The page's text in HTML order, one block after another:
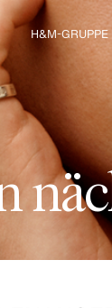
Vielfalt
H&M-GRUPPE
Entdecke die
näc